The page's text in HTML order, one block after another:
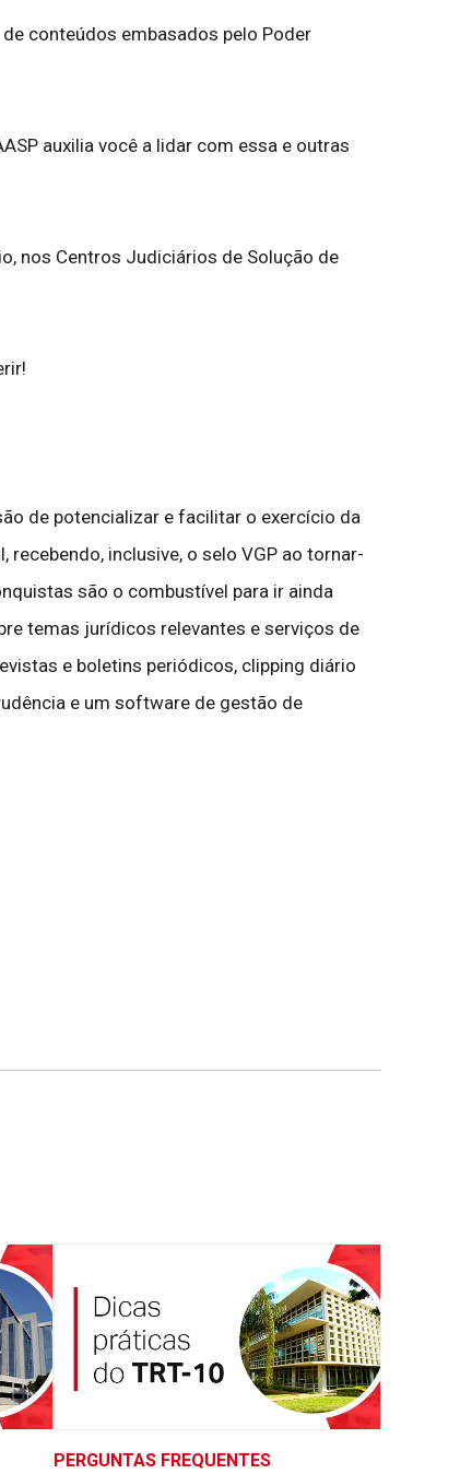
conteúdos embasados pelo Poder
auxilia você a lidar com essa e outras
nos Centros Judiciários de Solução de
de potencializar e facilitar o exercício da
inclusive, o selo VGP ao tornar-
são o combustível para ir ainda
temas jurídicos relevantes e serviços de
e boletins periódicos, clipping diário
e um software de gestão de
PERGUNTAS FREQUENTES